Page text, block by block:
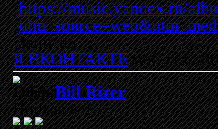
https://music.yandex.ru/
Записан
Я ВКОНТАКТЕмоб.тел.:
Bill Rizer
Постоялец